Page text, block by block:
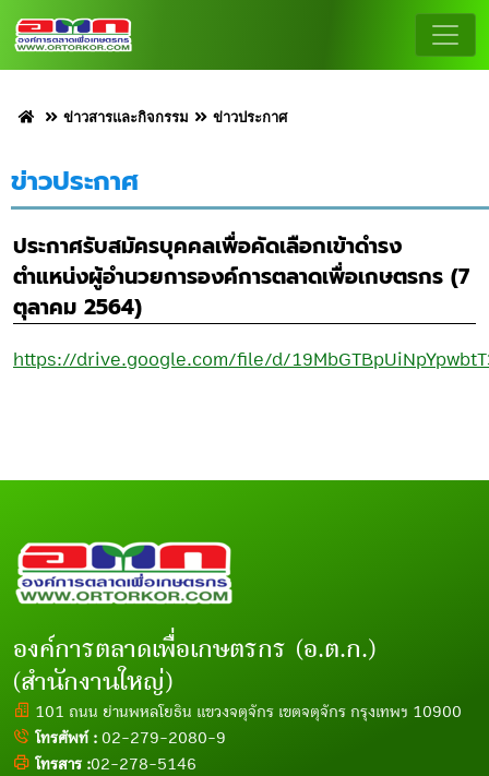
ข่าวสารและกิจกรรม ข่าวประกาศ
ข่าวประกาศ
ประกาศรับสมัครบุคคลเพื่อคัดเลือกเข้าดำรง
ตำแหน่งผู้อำนวยการองค์การตลาดเพื่อเกษตรกร (7
ตุลาคม 2564)
https://drive.google.com/file/d/
องค์การตลาดเพื่อเกษตรกร (อ.ต.ก.)
(สำนักงานใหญ่)
101 ถนน ย่านพหลโยธิน แขวงจตุจักร เขตจตุจักร กรุงเทพฯ 10900
โทรศัพท์ : 02-279-2080-9
โทรสาร :02-278-5146